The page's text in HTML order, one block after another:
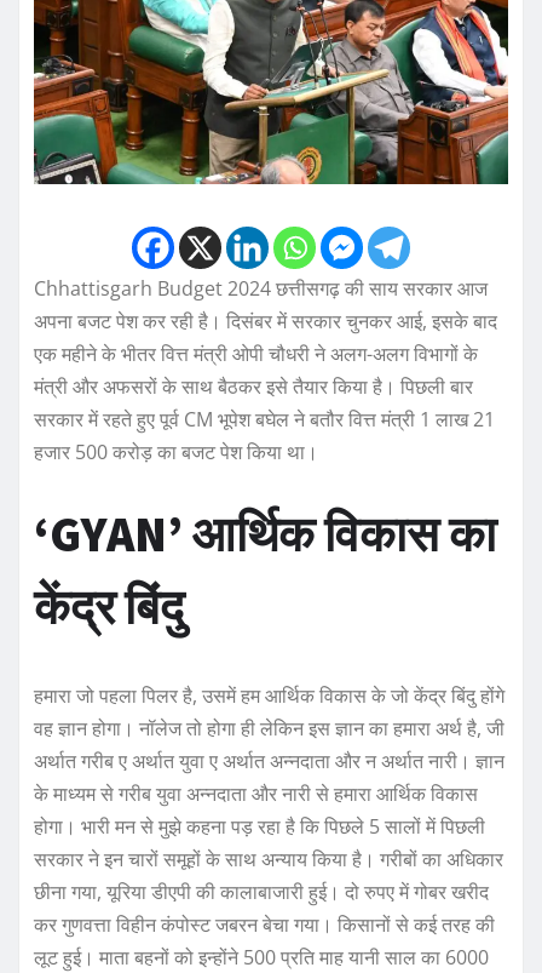
Chhattisgarh Budget 2024 छत्तीसगढ़ की साय सरकार आज
अपना बजट पेश कर रही है। दिसंबर में सरकार चुनकर आई, इसके बाद
एक महीने के भीतर वित्त मंत्री ओपी चौधरी ने अलग-अलग विभागों के
मंत्री और अफसरों के साथ बैठकर इसे तैयार किया है। पिछली बार
सरकार में रहते हुए पूर्व CM भूपेश बघेल ने बतौर वित्त मंत्री 1 लाख 21
हजार 500 करोड़ का बजट पेश किया था।
‘GYAN’ आर्थिक विकास का
केंद्र बिंदु
हमारा जो पहला पिलर है, उसमें हम आर्थिक विकास के जो केंद्र बिंदु होंगे
वह ज्ञान होगा। नॉलेज तो होगा ही लेकिन इस ज्ञान का हमारा अर्थ है, जी
अर्थात गरीब ए अर्थात युवा ए अर्थात अन्नदाता और न अर्थात नारी। ज्ञान
के माध्यम से गरीब युवा अन्नदाता और नारी से हमारा आर्थिक विकास
होगा। भारी मन से मुझे कहना पड़ रहा है कि पिछले 5 सालों में पिछली
सरकार ने इन चारों समूहों के साथ अन्याय किया है। गरीबों का अधिकार
छीना गया, यूरिया डीएपी की कालाबाजारी हुई। दो रुपए में गोबर खरीद
कर गुणवत्ता विहीन कंपोस्ट जबरन बेचा गया। किसानों से कई तरह की
लूट हुई। माता बहनों को इन्होंने 500 प्रति माह यानी साल का 6000